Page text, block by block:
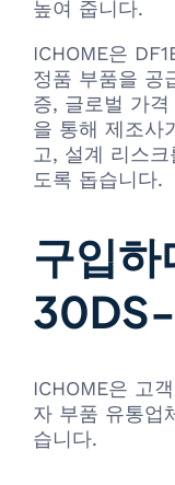
높여 줍니다.
ICHOME은
정품 부품을 공
증, 글로벌 가
을 통해 제조사
고, 설계 리스
도록 돕습니다.
구입
ICHOME은 고
자 부품 유통업
습니다.